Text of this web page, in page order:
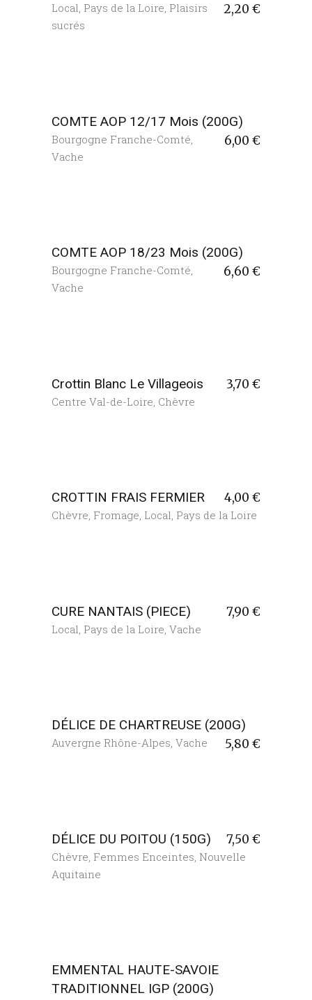
2,20 €
Local, Pays de la Loire, Plaisirs
sucrés
COMTE AOP 12/17 Mois (200G)
6,00 €
Bourgogne Franche-Comté
Vache
COMTE AOP 18/23 Mois (200G)
6,60 €
Bourgogne Franche-Comté,
Vache
Crottin Blanc Le Villageois 3,70 €
Centre Val-de-Loire Chèvre
CROTTIN FRAIS FERMIER 4,00 €
Chèvre, Fromage, Local, Pays de la Loire
CURE NANTAIS (PIECE) 7,90 €
Local Pays de la Loire Vache
DÉLICE DE CHARTREUSE (200G)
5,80 €
Auvergne Rhône-Alpes, Vache
DÉLICE DU POITOU (150G) 7,50 €
Chèvre Femmes Enceintes Nouvelle
Aquitaine
EMMENTAL HAUTE-SAVOIE
TRADITIONNEL IGP (200G)